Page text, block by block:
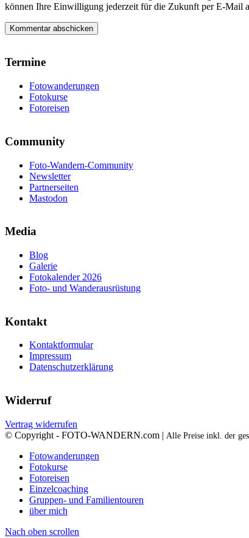
können Ihre Einwilligung jederzeit für die Zukunft per E-Mail
Termine
Fotowanderungen
Fotokurse
Fotoreisen
Community
Foto-Wandern-Community
Newsletter
Partnerseiten
Mastodon
Media
Blog
Galerie
Fotokalender 2026
Foto- und Wanderausrüstung
Kontakt
Kontaktformular
Impressum
Datenschutzerklärung
Widerruf
Vertrag widerrufen
© Copyright - FOTO-WANDERN.com | Alle Preise inkl. der
Fotowanderungen
Fotokurse
Fotoreisen
Einzelcoaching
Gruppen- und Familientouren
über mich
Nach oben scrollen